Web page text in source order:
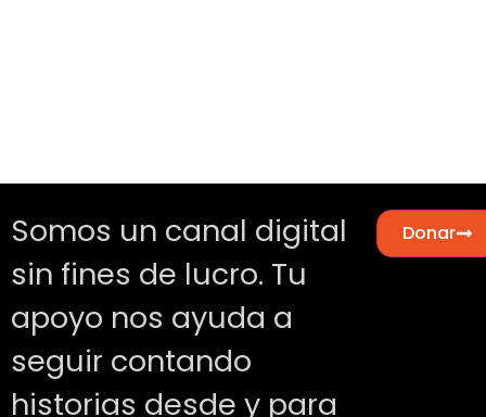
Somos un canal digital
sin fines de lucro. Tu
apoyo nos ayuda a
seguir contando
historias desde y para
Donar